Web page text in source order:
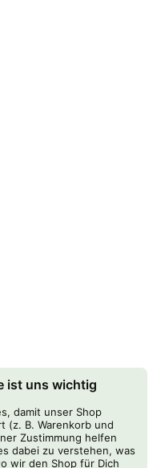
ist uns wichtig
damit unser Shop
(z. B. Warenkorb und
Zustimmung helfen
dabei zu verstehen, was
wir den Shop für Dich